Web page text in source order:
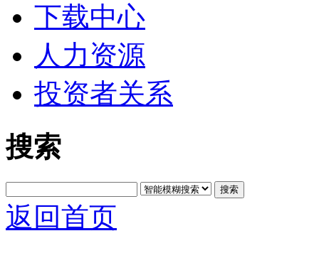
下载中心
人力资源
投资者关系
搜索
搜索
返回首页